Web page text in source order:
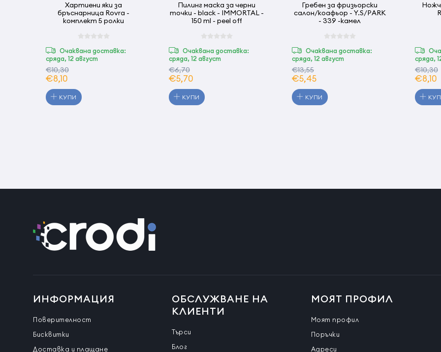
Хартиени яки за
бръснарница Rovra -
комплект 5 ролки
Очаквана доставка:
сряда, 12 август
€10,30
€8,10
КУПИ
Пилинг маска за черни
точки - black - IMMORTAL -
150 ml - peel off
Очаквана доставка:
сряда, 12 август
€6,70
€5,70
КУПИ
Гребен за фризьорски
салон/коафьор - Y.S/PARK
- 339 -камел
Очаквана доставка:
сряда, 12 август
€13,55
€5,45
КУПИ
сряда,
€10,30
€8,10
ИНФОРМАЦИЯ
Поверителност
Бисквитки
Доставка и плащане
ОБСЛУЖВАНЕ НА
КЛИЕНТИ
Търси
Блог
МОЯТ ПРОФИЛ
Моят профил
Поръчки
Адреси